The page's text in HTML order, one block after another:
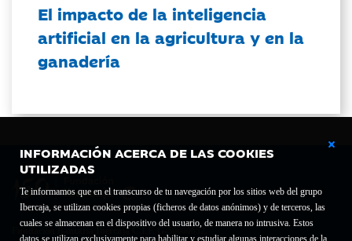
INFORMACIÓN ACERCA DE LAS COOKIES
UTILIZADAS
Te informamos que en el transcurso de tu navegación por los sitios web del grupo
Ibercaja, se utilizan cookies propias (ficheros de datos anónimos) y de terceros, las
cuales se almacenan en el dispositivo del usuario, de manera no intrusiva. Estos
datos se utilizan exclusivamente para habilitar y estudiar algunas interacciones de la
El impacto de la inteligencia
artificial en la agricultura y en la
ganadería
Fundación Bancaria Ibercaja C.I.F. G-50000652.